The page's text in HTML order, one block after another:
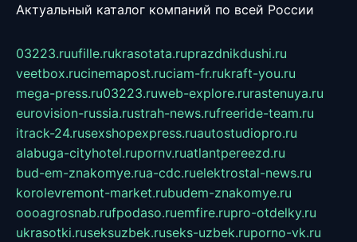
Актуальный каталог компаний по всей России
03223.ruufille.rukrasotata.ruprazdnikdushi.ru
veetbox.rucinemapost.ruciam-fr.rukraft-you.ru
mega-press.ru03223.ruweb-explore.rurastenuya.ru
eurovision-russia.rustrah-news.rufreeride-team.ru
itrack-24.rusexshopexpress.ruautostudiopro.ru
alabuga-cityhotel.rupornv.ruatlantpereezd.ru
bud-em-znakomye.rua-cdc.ruelektrostal-news.ru
korolevremont-market.rubudem-znakomye.ru
oooagrosnab.rufpodaso.ruemfire.rupro-otdelky.ru
ukrasotki.ruseksuzbek.ruseks-uzbek.ruporno-vk.ru